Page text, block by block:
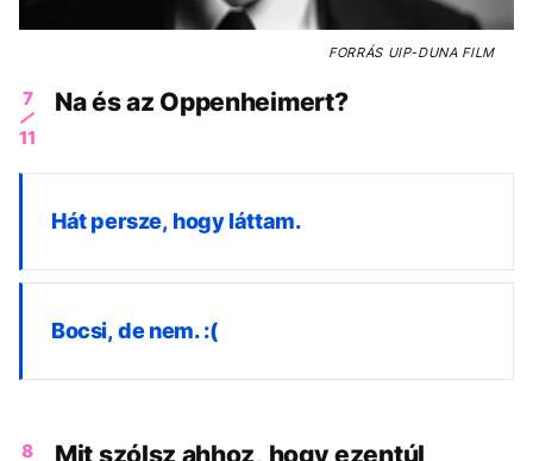
FORRÁSUIP-DUNA FILM
7
11
Na és az Oppenheimert?
Hát persze, hogy láttam.
Bocsi, de nem. :(
8
Mit szólsz ahhoz, hogy ezentúl